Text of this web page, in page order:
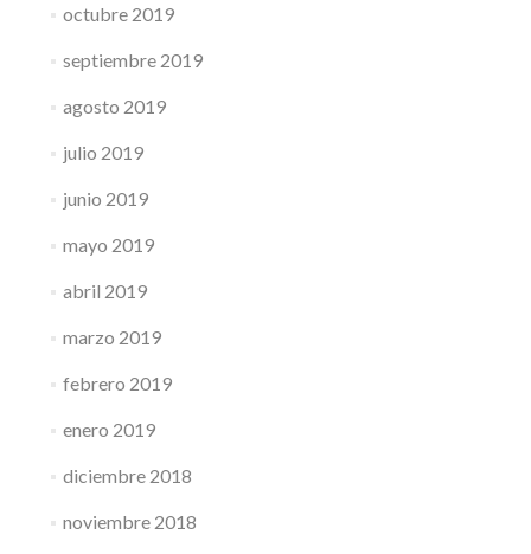
octubre 2019
septiembre 2019
agosto 2019
julio 2019
junio 2019
mayo 2019
abril 2019
marzo 2019
febrero 2019
enero 2019
diciembre 2018
noviembre 2018